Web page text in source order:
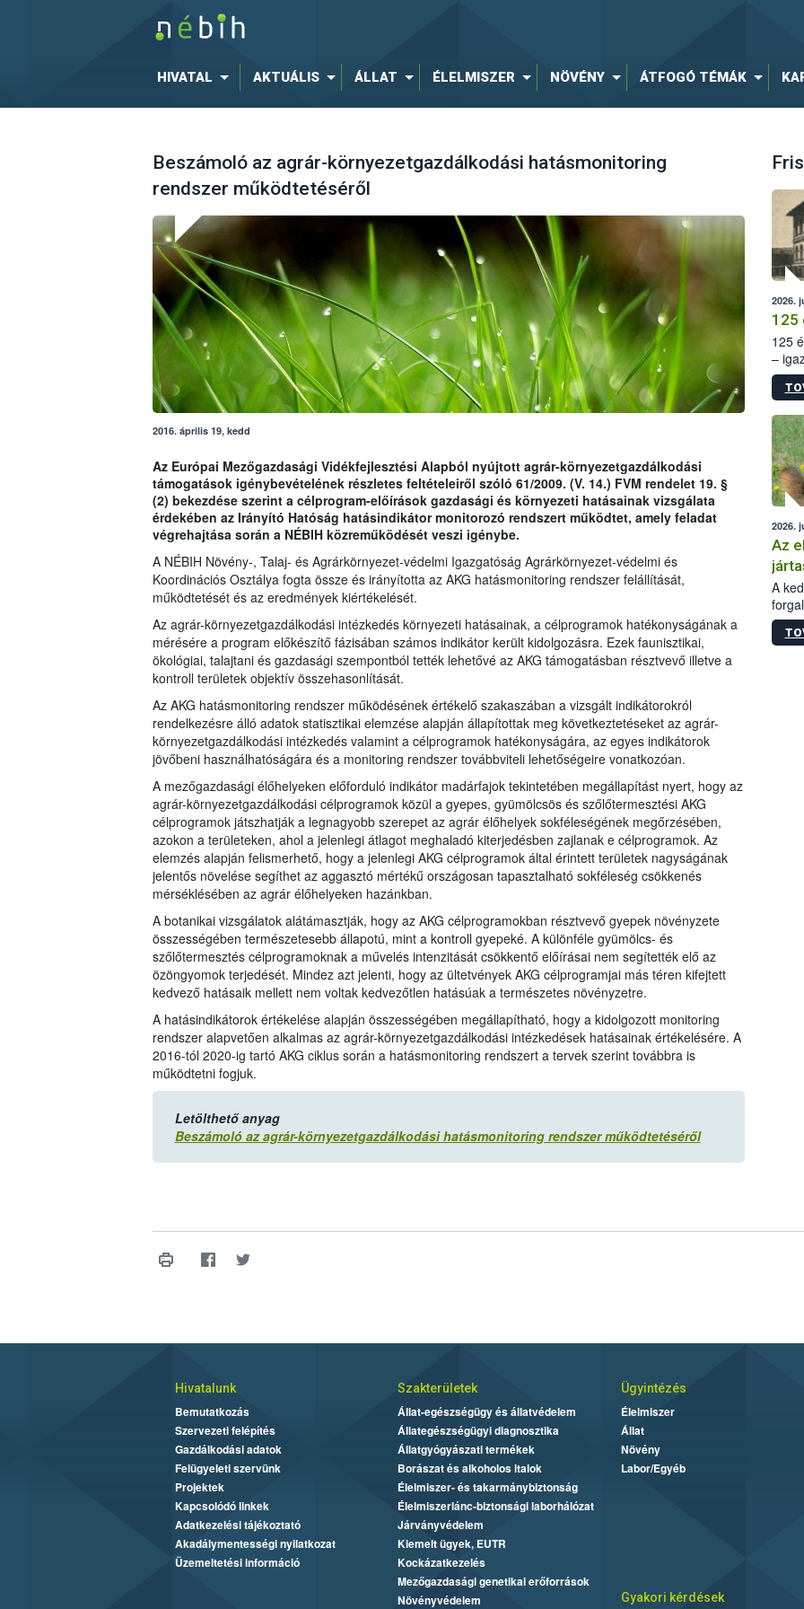
HIVATAL AKTUÁLIS ÁLLAT ÉLELMISZER NÖVÉNY ÁTFOGÓ TÉMÁK
Beszámoló az agrár-környezetgazdálkodási hatásmonitoring
rendszer működtetéséről
2016. április 19, kedd
Az Európai Mezőgazdasági Vidékfejlesztési Alapból nyújtott agrár-környezetgazdálkodási
támogatások igénybevételének részletes feltételeiről szóló 61/2009. (V. 14.) FVM rendelet 19. §
(2) bekezdése szerint a célprogram-előírások gazdasági és környezeti hatásainak vizsgálata
érdekében az Irányító Hatóság hatásindikátor monitorozó rendszert működtet, amely feladat
végrehajtása során a NÉBIH közreműködését veszi igénybe.
A NÉBIH Növény-, Talaj- és Agrárkörnyezet-védelmi Igazgatóság Agrárkörnyezet-védelmi és
Koordinációs Osztálya fogta össze és irányította az AKG hatásmonitoring rendszer felállítását,
működtetését és az eredmények kiértékelését.
Az agrár-környezetgazdálkodási intézkedés környezeti hatásainak, a célprogramok hatékonyságának a
mérésére a program előkészítő fázisában számos indikátor került kidolgozásra. Ezek faunisztikai,
ökológiai, talajtani és gazdasági szempontból tették lehetővé az AKG támogatásban résztvevő illetve a
kontroll területek objektív összehasonlítását.
Az AKG hatásmonitoring rendszer működésének értékelő szakaszában a vizsgált indikátorokról
rendelkezésre álló adatok statisztikai elemzése alapján állapítottak meg következtetéseket az agrár-
környezetgazdálkodási intézkedés valamint a célprogramok hatékonyságára, az egyes indikátorok
jövőbeni használhatóságára és a monitoring rendszer továbbviteli lehetőségeire vonatkozóan.
A mezőgazdasági élőhelyeken előforduló indikátor madárfajok tekintetében megállapítást nyert, hogy az
agrár-környezetgazdálkodási célprogramok közül a gyepes, gyümölcsös és szőlőtermesztési AKG
célprogramok játszhatják a legnagyobb szerepet az agrár élőhelyek sokféleségének megőrzésében,
azokon a területeken, ahol a jelenlegi átlagot meghaladó kiterjedésben zajlanak e célprogramok. Az
elemzés alapján felismerhető, hogy a jelenlegi AKG célprogramok által érintett területek nagyságának
jelentős növelése segíthet az aggasztó mértékű országosan tapasztalható sokféleség csökkenés
mérséklésében az agrár élőhelyeken hazánkban.
A botanikai vizsgálatok alátámasztják, hogy az AKG célprogramokban résztvevő gyepek növényzete
összességében természetesebb állapotú, mint a kontroll gyepeké. A különféle gyümölcs- és
szőlőtermesztés célprogramoknak a művelés intenzitását csökkentő előírásai nem segítették elő az
özöngyomok terjedését. Mindez azt jelenti, hogy az ültetvények AKG célprogramjai más téren kifejtett
kedvező hatásaik mellett nem voltak kedvezőtlen hatásúak a természetes növényzetre.
A hatásindikátorok értékelése alapján összességében megállapítható, hogy a kidolgozott monitoring
rendszer alapvetően alkalmas az agrár-környezetgazdálkodási intézkedések hatásainak értékelésére. A
2016-tól 2020-ig tartó AKG ciklus során a hatásmonitoring rendszert a tervek szerint továbbra is
működtetni fogjuk.
Letölthető anyag
Beszámoló az agrár-környezetgazdálkodási hatásmonitoring rendszer működtetéséről
2026.
125
125
–
15.
2026.
Az
A
Hivatalunk
Bemutatkozás
Szervezeti felépítés
Gazdálkodási adatok
Felügyeleti szervünk
Projektek
Kapcsolódó linkek
Adatkezelési tájékoztató
Akadálymentességi nyilatkozat
Üzemeltetési információ
Szakterületek
Állat-egészségügy és állatvédelem
Állategészségügyi diagnosztika
Állatgyógyászati termékek
Borászat és alkoholos italok
Élelmiszer- és takarmánybiztonság
Élelmiszerlánc-biztonsági laborhálózat
Járványvédelem
Kiemelt ügyek, EUTR
Kockázatkezelés
Mezőgazdasági genetikai erőforrások
Növényvédelem
Ügyintézés
Élelmiszer
Állat
Növény
Labor/Egyéb
Gyakori kérdések